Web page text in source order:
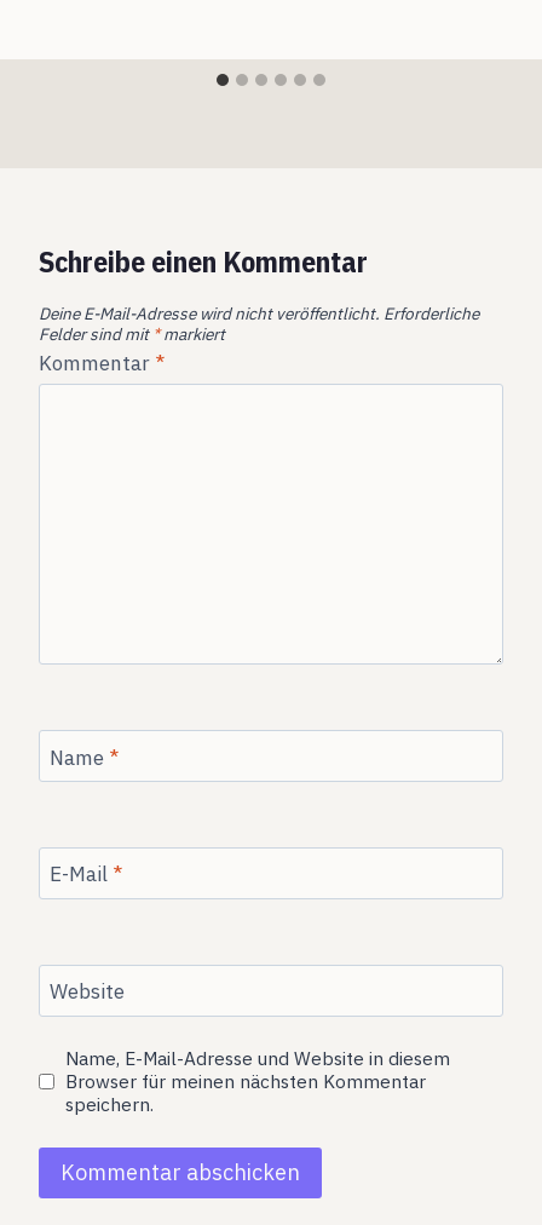
Schreibe einen Kommentar
Deine E-Mail-Adresse wird nicht veröffentlicht. Erforderliche
Felder sind mit *markiert
Kommentar *
Name *
E-Mail *
Website
Name, E-Mail-Adresse und Website in diesem
Browser für meinen nächsten Kommentar
speichern.